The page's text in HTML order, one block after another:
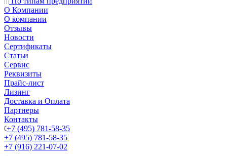
О Компании
О компании
Отзывы
Новости
Сертификаты
Статьи
Сервис
Реквизиты
Прайс-лист
Лизинг
Доставка и Оплата
Партнеры
Контакты
+7 (495) 781-58-35
+7 (495) 781-58-35
+7 (916) 221-07-02